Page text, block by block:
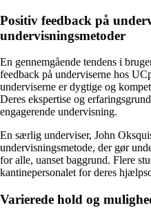
Positiv feedback på
undervisningsmetoder
En gennemgående tendens i
feedback på underviserne hos
underviserne er dygtige og
Deres ekspertise og
engagerende undervisning.
En særlig underviser, John
undervisningsmetode, der gør
for alle, uanset baggrund. Flere
kantinepersonalet for deres
Varierede hold og